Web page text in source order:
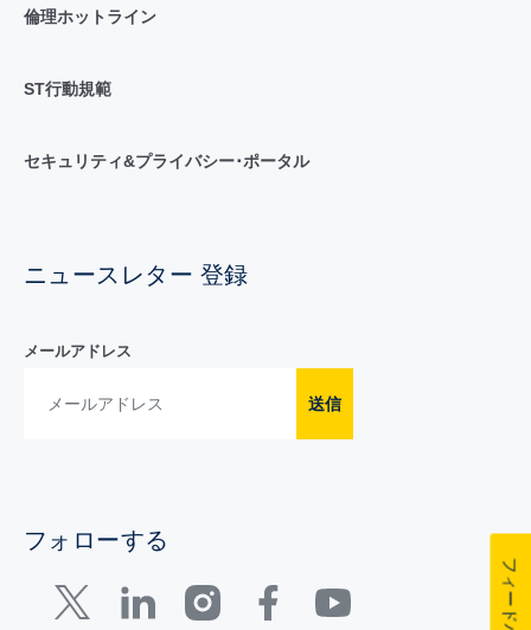
倫理ホットライン
ST行動規範
セキュリティ&プライバシー･ポータル
ニュースレター 登録
メールアドレス
送信
フォローする